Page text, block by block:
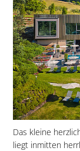
Das kleine
liegt inmitten